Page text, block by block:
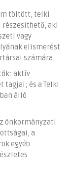
töltött, telki
aki
vagy
elismerést
számára.
aktív
tagjai; és a Telki
álló
önkormányzati
a
egyéb